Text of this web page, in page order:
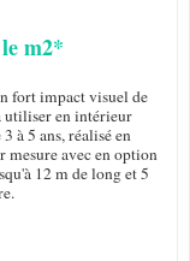
m2*
fort impact visuel de
utiliser en intérieur
à 5 ans, réalisé en
avec en option
12 m de long et 5